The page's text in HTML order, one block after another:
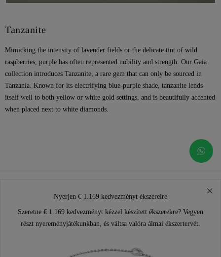
Tanzanite
Mimicking the intensity of lavender fields or the delicate tint of wild
raspberries, purple has often represented nobility and strength. Our Gaia
collection introduces Tanzanite, a rare gem that can only be sourced in
Tanzania. Known for its electrifying blue-purple shade, tanzanite lends
itself well to both yellow or white gold settings, and is beautifully accented
when placed next to white diamonds.
Nyerjen € 1.169 kedvezményt ékszereire
Szeretne € 1.169 kedvezményt kézzel készített ékszerekre? Vegyen
részt nyereményjátékunkban, és váltsa valóra álmai ékszertervét.